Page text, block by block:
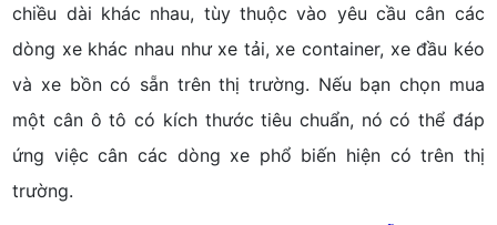
chiều dài khác nhau, tùy thuộc vào yêu cầu cân các
dòng xe khác nhau như xe tải, xe container, xe đầu kéo
và xe bồn có sẵn trên thị trường. Nếu bạn chọn mua
một cân ô tô có kích thước tiêu chuẩn, nó có thể đáp
ứng việc cân các dòng xe phổ biến hiện có trên thị
trường.